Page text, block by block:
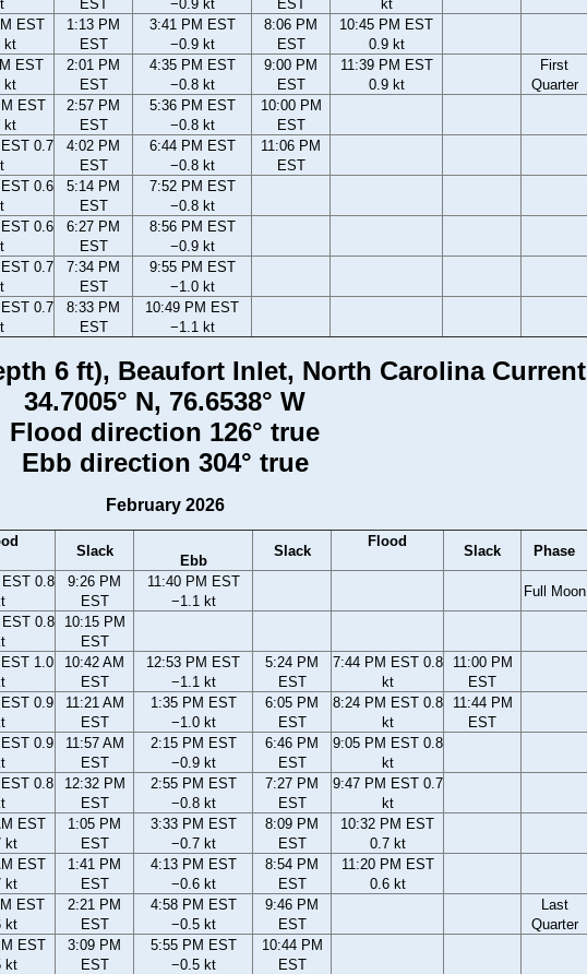
EST
−0.9 kt
EST
kt
EST
kt
1:13 PM
EST
3:41 PM EST
−0.9 kt
8:06 PM
EST
10:45 PM EST
0.9 kt
EST
kt
2:01 PM
EST
4:35 PM EST
−0.8 kt
9:00 PM
EST
11:39 PM EST
0.9 kt
First
Quarter
EST
kt
2:57 PM
EST
5:36 PM EST
−0.8 kt
10:00 PM
EST
0.7
4:02 PM
EST
6:44 PM EST
−0.8 kt
11:06 PM
EST
0.6
5:14 PM
EST
7:52 PM EST
−0.8 kt
0.6
6:27 PM
EST
8:56 PM EST
−0.9 kt
0.7
7:34 PM
EST
9:55 PM EST
−1.0 kt
0.7
8:33 PM
EST
10:49 PM EST
−1.1 kt
6 ft), Beaufort Inlet, North Carolina Current
34.7005° N, 76.6538° W
Flood direction 126° true
Ebb direction 304° true
February 2026
Slack
Ebb
Slack
Flood
Slack Phase
0.8
9:26 PM
EST
11:40 PM EST
−1.1 kt
Full Moon
0.8
10:15 PM
EST
1.0
10:42 AM
EST
12:53 PM EST
−1.1 kt
5:24 PM
EST
7:44 PM EST 0.8
kt
11:00 PM
EST
0.9
11:21 AM
EST
1:35 PM EST
−1.0 kt
6:05 PM
EST
8:24 PM EST 0.8
kt
11:44 PM
EST
0.9
11:57 AM
EST
2:15 PM EST
−0.9 kt
6:46 PM
EST
9:05 PM EST 0.8
kt
0.8
12:32 PM
EST
2:55 PM EST
−0.8 kt
7:27 PM
EST
9:47 PM EST 0.7
kt
EST
kt
1:05 PM
EST
3:33 PM EST
−0.7 kt
8:09 PM
EST
10:32 PM EST
0.7 kt
EST
kt
1:41 PM
EST
4:13 PM EST
−0.6 kt
8:54 PM
EST
11:20 PM EST
0.6 kt
EST
kt
2:21 PM
EST
4:58 PM EST
−0.5 kt
9:46 PM
EST
Last
Quarter
EST
kt
3:09 PM
EST
5:55 PM EST
−0.5 kt
10:44 PM
EST